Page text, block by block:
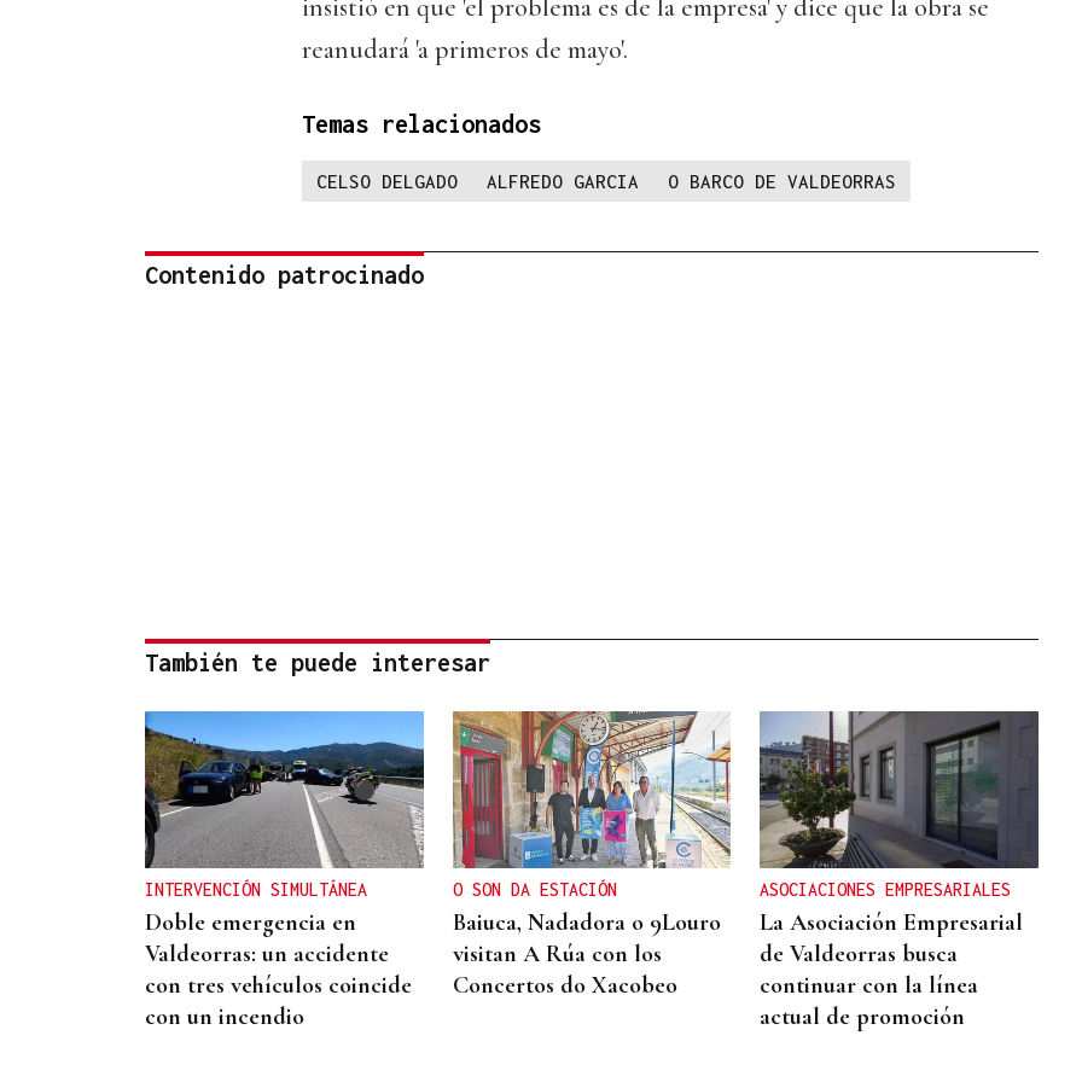
insistió en que 'el problema es de la empresa' y dice que la obra se
reanudará 'a primeros de mayo'.
Temas relacionados
CELSO DELGADO ALFREDO GARCIA O BARCO DE VALDEORRAS
Contenido patrocinado
También te puede interesar
INTERVENCIÓN SIMULTÁNEA
Doble emergencia en
Valdeorras: un accidente
con tres vehículos coincide
con un incendio
O SON DA ESTACIÓN
Baiuca, Nadadora o 9Louro
visitan A Rúa con los
Concertos do Xacobeo
ASOCIACIONES EMPRESARIALES
La Asociación Empresarial
de Valdeorras busca
continuar con la línea
actual de promoción